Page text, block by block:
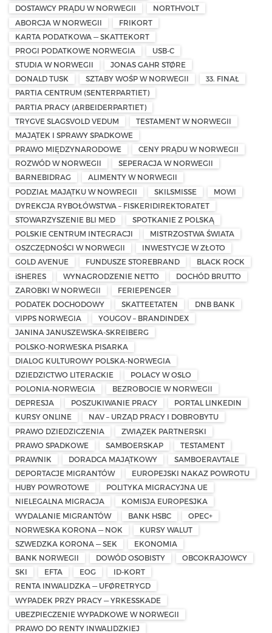
DOSTAWCY PRĄDU W NORWEGII
NORTHVOLT
ABORCJA W NORWEGII
FRIKORT
KARTA PODATKOWA — SKATTEKORT
PROGI PODATKOWE NORWEGIA
USB-C
STUDIA W NORWEGII
JONAS GAHR STØRE
DONALD TUSK
SZTABY WOŚP W NORWEGII
33. FINAŁ
PARTIA CENTRUM (SENTERPARTIET)
PARTIA PRACY (ARBEIDERPARTIET)
TRYGVE SLAGSVOLD VEDUM
TESTAMENT W NORWEGII
MAJĄTEK I SPRAWY SPADKOWE
PRAWO MIĘDZYNARODOWE
CENY PRĄDU W NORWEGII
ROZWÓD W NORWEGII
SEPERACJA W NORWEGII
BARNEBIDRAG
ALIMENTY W NORWEGII
PODZIAŁ MAJĄTKU W NOWREGII
SKILSMISSE
MOWI
DYREKCJA RYBOŁÓWSTWA – FISKERIDIREKTORATET
STOWARZYSZENIE BLI MED
SPOTKANIE Z POLSKĄ
POLSKIE CENTRUM INTEGRACJI
MISTRZOSTWA ŚWIATA
OSZCZĘDNOŚCI W NORWEGII
INWESTYCJE W ZŁOTO
GOLD AVENUE
FUNDUSZE STOREBRAND
BLACK ROCK
iSHERES
WYNAGRODZENIE NETTO
DOCHÓD BRUTTO
ZAROBKI W NORWEGII
FERIEPENGER
PODATEK DOCHODOWY
SKATTEETATEN
DNB BANK
VIPPS NORWEGIA
YOUGOV – BRANDINDEX
JANINA JANUSZEWSKA-SKREIBERG
POLSKO-NORWESKA PISARKA
DIALOG KULTUROWY POLSKA-NORWEGIA
DZIEDZICTWO LITERACKIE
POLACY W OSLO
POLONIA-NORWEGIA
BEZROBOCIE W NORWEGII
DEPRESJA
POSZUKIWANIE PRACY
PORTAL LINKEDIN
KURSY ONLINE
NAV – URZĄD PRACY I DOBROBYTU
PRAWO DZIEDZICZENIA
ZWIĄZEK PARTNERSKI
PRAWO SPADKOWE
SAMBOERSKAP
TESTAMENT
PRAWNIK
DORADCA MAJĄTKOWY
SAMBOERAVTALE
DEPORTACJE MIGRANTÓW
EUROPEJSKI NAKAZ POWROTU
HUBY POWROTOWE
POLITYKA MIGRACYJNA UE
NIELEGALNA MIGRACJA
KOMISJA EUROPESJKA
WYDALANIE MIGRANTÓW
BANK HSBC
OPEC+
NORWESKA KORONA — NOK
KURSY WALUT
SZWEDZKA KORONA — SEK
EKONOMIA
BANK NORWEGII
DOWÓD OSOBISTY
OBCOKRAJOWCY
SKI
EFTA EOG
ID-KORT
RENTA INWALIDZKA — UFØRETRYGD
WYPADEK PRZY PRACY — YRKESSKADE
UBEZPIECZENIE WYPADKOWE W NORWEGII
PRAWO DO RENTY INWALIDZKIEJ